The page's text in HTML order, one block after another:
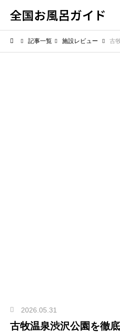
全国お風呂ガイド
記事一覧 施設レビュー 古牧温
2026.05.31
古牧温泉渋沢公園を徹